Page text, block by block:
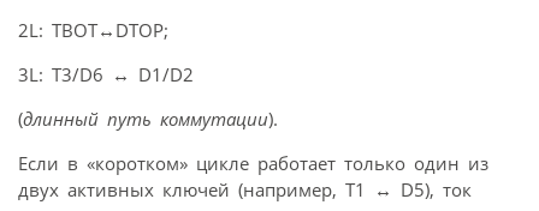
2L: TBOT↔ DTOP;
3L: T3/D6 ↔ D1/D2
(длинный путь коммутации).
Если в «коротком» цикле работает только один из
двух активных ключей (например, Т1
↔ D5), ток